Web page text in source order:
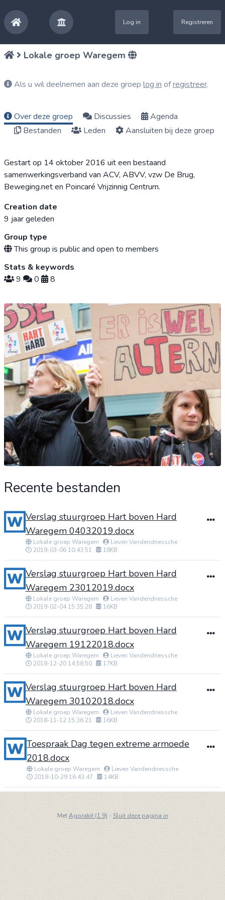
Log in Registreren
Lokale groep Waregem
Als u wil deelnemen aan deze groep log in ofregistreer.
Over deze groep Discussies
Agenda
Bestanden
Leden Aansluiten bij deze groep
Gestart op 14 oktober 2016 uit een bestaand
samenwerkingsverband van ACV, ABVV, vzw De Brug,
Beweging.net en Poincaré Vrijzinnig Centrum.
Creation date
9 jaar geleden
Group type
This group is public and open to members
Stats & keywords
9
0 8
Recente bestanden
Verslag stuurgroep Hart boven Hard
Waregem 04032019.docx
Lokale groep Waregem
Lieven Vandendriessche
2019-03-06 10:43:51
18KB
Verslag stuurgroep Hart boven Hard
Waregem 23012019.docx
Lokale groep Waregem
Lieven Vandendriessche
2019-02-04 15:35:28
16KB
Verslag stuurgroep Hart boven Hard
Waregem 19122018.docx
Lokale groep Waregem
Lieven Vandendriessche
2018-12-20 14:58:50
17KB
Verslag stuurgroep Hart boven Hard
Waregem 30102018.docx
Lokale groep Waregem
Lieven Vandendriessche
2018-11-12 15:36:21
16KB
Toespraak Dag tegen extreme armoede
2018.docx
Lokale groep Waregem
Lieven Vandendriessche
2018-10-29 16:43:47
14KB
MetAgorakit (1.9) -Sluit deze pagina in